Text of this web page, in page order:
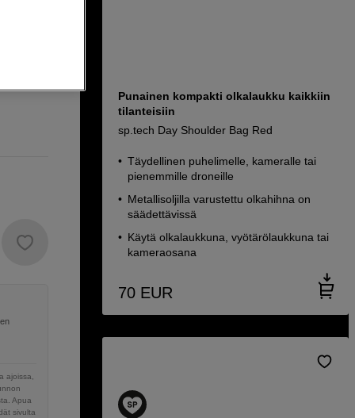
ajoissa,
Apua
sivulta
Punainen kompakti olkalaukku kaikkiin
tilanteisiin
sp.tech Day Shoulder Bag Red
Täydellinen puhelimelle, kameralle tai
pienemmille droneille
Metallisoljilla varustettu olkahihna on
säädettävissä
Käytä olkalaukkuna, vyötärölaukkuna tai
kameraosana
70 EUR